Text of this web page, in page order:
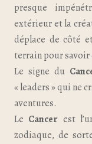
presque
extérieur et la
déplace de côté
terrain pour
Le signe du
« leaders » qui ne
aventures.
Le Cancer est
zodiaque, de